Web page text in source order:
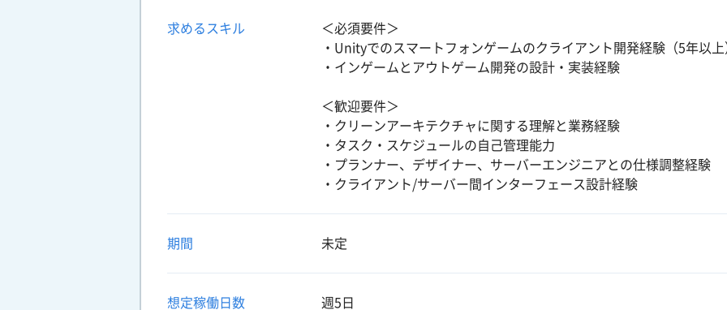
求めるスキル
＜必須要件＞
・Unityでのスマートフォンゲームのクライアント開発経験（5年以上
・インゲームとアウトゲーム開発の設計・実装経験
＜歓迎要件＞
・クリーンアーキテクチャに関する理解と業務経験
・タスク・スケジュールの自己管理能力
・プランナー、デザイナー、サーバーエンジニアとの仕様調整経験
・クライアント/サーバー間インターフェース設計経験
期間 未定
想定稼働日数 週5日